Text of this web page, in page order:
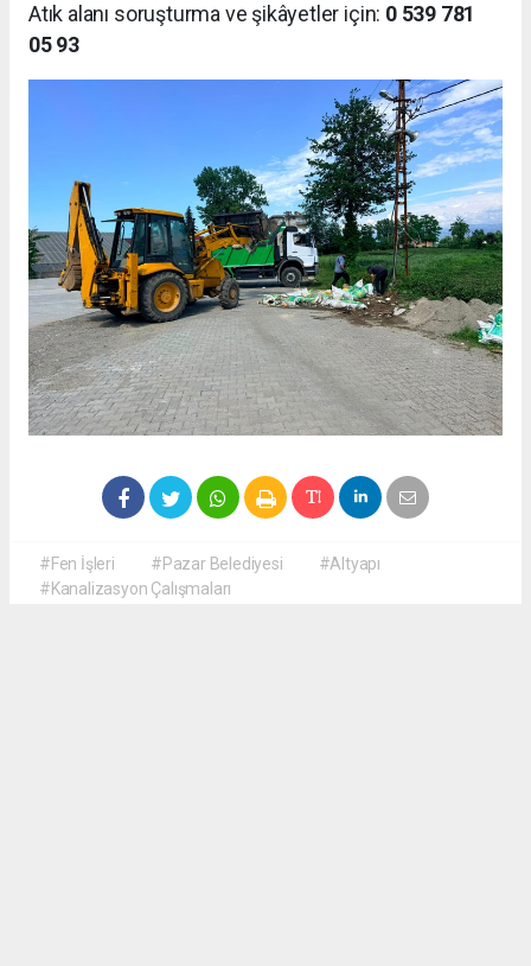
Atık alanı soruşturma ve şikâyetler için: 0 539 781
05 93
#Fen İşleri #Pazar Belediyesi
#Altyapı
#Kanalizasyon Çalışmaları